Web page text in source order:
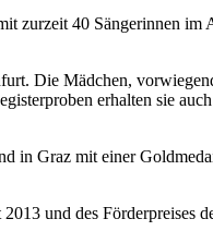
zurzeit 40 Sängerinnen im
Die Mädchen,
erhalten sie
in Graz mit einer
und des Förderpreises